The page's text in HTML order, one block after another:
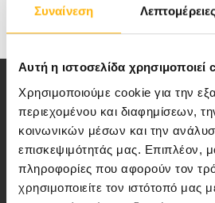
Συναίνεση Λεπτομέρειες
Αυτή η ιστοσελίδα χρησιμοποιεί
Χρησιμοποιούμε cookie για την
περιεχομένου και διαφημίσεων,
κοινωνικών μέσων και την
επισκεψιμότητάς μας. Επιπλέον,
πληροφορίες που αφορούν τον
χρησιμοποιείτε τον ιστότοπό μας
Δείτε όλα τα νέα
Αποστολή μας να
ποιότητας ολοκληρωμένες